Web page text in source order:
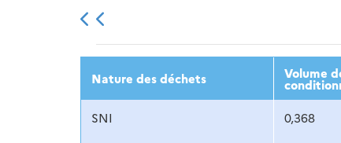
2013 2014 2015
Nature des déchets Volume
SNI 0,368